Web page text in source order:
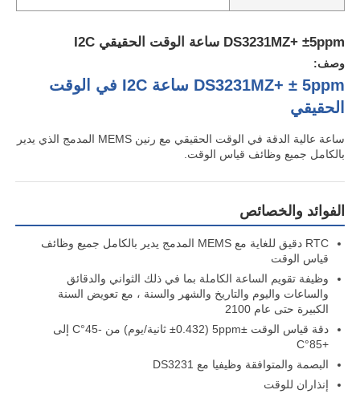
DS3231MZ+ ±5ppm ساعة الوقت الحقيقي I2C
وصف:
DS3231MZ+ ± 5ppm ساعة I2C في الوقت
الحقيقي
ساعة عالية الدقة في الوقت الحقيقي مع رنين MEMS المدمج الذي يدير
بالكامل جميع وظائف قياس الوقت.
الفوائد والخصائص
RTC دقيق للغاية مع MEMS المدمج يدير بالكامل جميع وظائف
قياس الوقت
وظيفة تقويم الساعة الكاملة بما في ذلك الثواني والدقائق
والساعات واليوم والتاريخ والشهر والسنة ، مع تعويض السنة
الكبيرة حتى عام 2100
دقة قياس الوقت ±5ppm (±0.432 ثانية/يوم) من -45°C إلى
+85°C
البصمة والمتوافقة وظيفيا مع DS3231
إنذاران للوقت